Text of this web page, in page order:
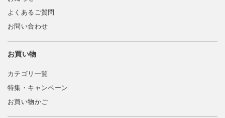
よくあるご質問
お問い合わせ
お買い物
カテゴリ一覧
特集・キャンペーン
お買い物かご